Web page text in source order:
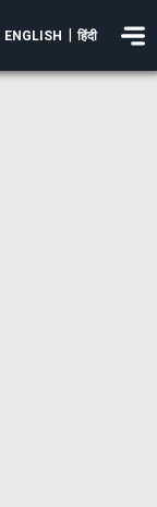
ENGLISH हिंदी